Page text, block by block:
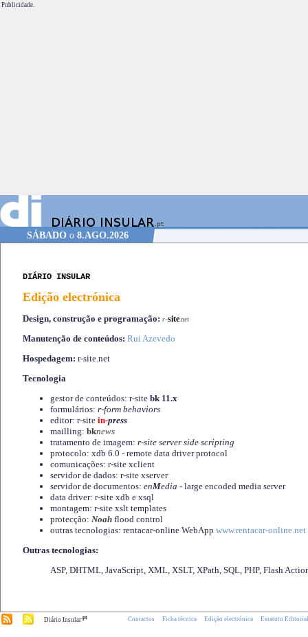
Publicidade.
SÁBADOo 8.AGO.2026
DIÁRIO INSULAR
Edição electrónica
Design, construção e programação: r-site.net
Manutenção de conteúdos: Rui Azevedo
Hospedagem: r-site.net
Tecnologia
gestor de conteúdos: r-site bk 11.x
formulários: r-form behaviors
editor: r-site in-press
mailling: bknews
tratamento de imagem: r-site server side scripting
protocolo: xdb 6.0 - remote data driver protocol
comunicações: r-site xclient
servidor de dados: r-site xserver
servidor de documentos: enMedia - large encoded media server
data driver: r-site xdb e xsql
montagem: r-site xslt templates
protecção: Noah flood control
outras tecnologias: rentacar-online WebApp www.rentacar-online.net
Outras tecnologias:
ASP, DHTML, JavaScript, XML, XSLT, XPath, SQL, PHP, Flash
Diário Insular.pt Contactos Ficha técnica Edição electrónica Estatuto Editorial